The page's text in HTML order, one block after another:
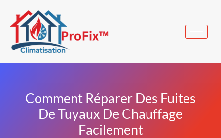
Comment Réparer Des Fuites
De Tuyaux De Chauffage
Facilement